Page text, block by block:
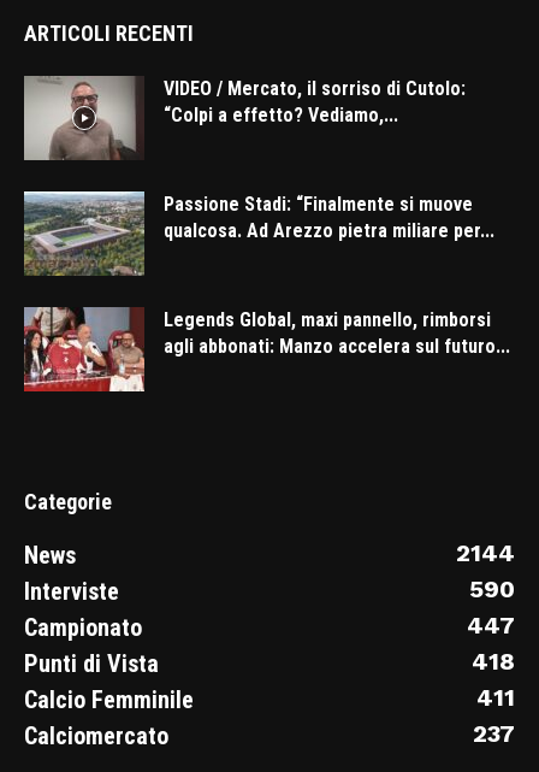
ARTICOLI RECENTI
VIDEO / Mercato, il sorriso di Cutolo:
“Colpi a effetto? Vediamo,...
Passione Stadi: “Finalmente si muove
qualcosa. Ad Arezzo pietra miliare per...
Legends Global, maxi pannello, rimborsi
agli abbonati: Manzo accelera sul futuro...
Categorie
News
2144
Interviste
590
Campionato
447
Punti di Vista
418
Calcio Femminile
411
Calciomercato
237